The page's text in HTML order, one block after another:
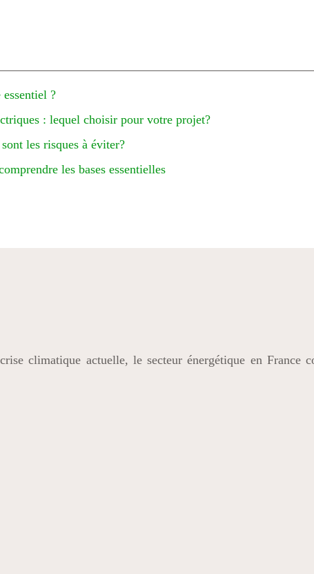
?
: lequel choisir pour votre projet?
les risques à éviter?
les bases essentielles
climatique actuelle, le secteur énergétique en